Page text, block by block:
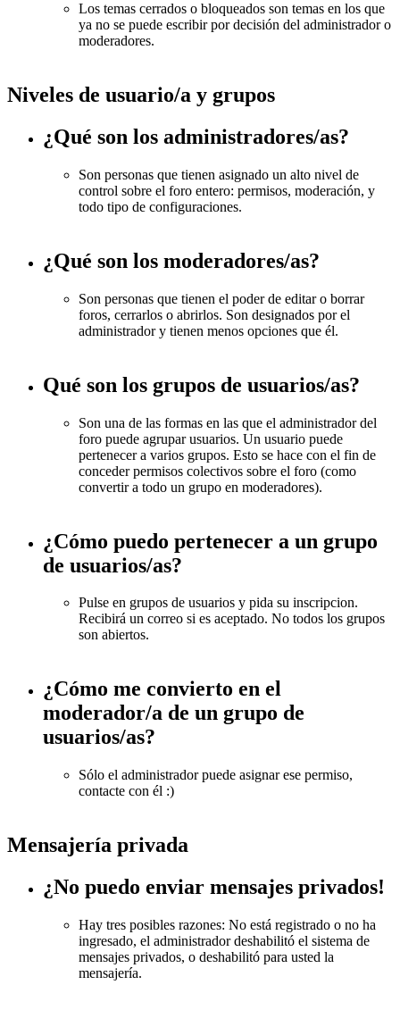
Los temas cerrados o bloqueados son temas en los que
ya no se puede escribir por decisión del administrador o
moderadores.
Niveles de usuario/a y grupos
¿Qué son los administradores/as?
Son personas que tienen asignado un alto nivel de
control sobre el foro entero: permisos, moderación, y
todo tipo de configuraciones.
¿Qué son los moderadores/as?
Son personas que tienen el poder de editar o borrar
foros, cerrarlos o abrirlos. Son designados por el
administrador y tienen menos opciones que él.
Qué son los grupos de usuarios/as?
Son una de las formas en las que el administrador del
foro puede agrupar usuarios. Un usuario puede
pertenecer a varios grupos. Esto se hace con el fin de
conceder permisos colectivos sobre el foro (como
convertir a todo un grupo en moderadores).
¿Cómo puedo pertenecer a un grupo
de usuarios/as?
Pulse en grupos de usuarios y pida su inscripcion.
Recibirá un correo si es aceptado. No todos los grupos
son abiertos.
¿Cómo me convierto en el
moderador/a de un grupo de
usuarios/as?
Sólo el administrador puede asignar ese permiso,
contacte con él :)
Mensajería privada
¿No puedo enviar mensajes privados!
Hay tres posibles razones: No está registrado o no ha
ingresado, el administrador deshabilitó el sistema de
mensajes privados, o deshabilitó para usted la
mensajería.